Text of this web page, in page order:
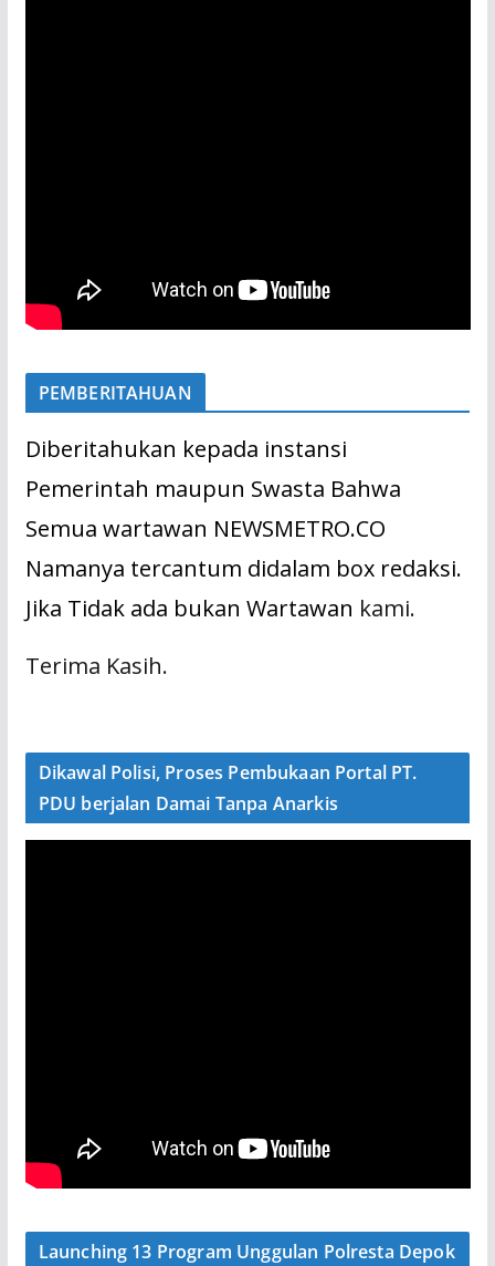
PEMBERITAHUAN
Diberitahukan kepada instansi
Pemerintah maupun Swasta Bahwa
Semua wartawan NEWSMETRO.CO
Namanya tercantum didalam box redaksi.
Jika Tidak ada bukan Wartawan kami.
Terima Kasih.
Dikawal Polisi, Proses Pembukaan Portal PT.
PDU berjalan Damai Tanpa Anarkis
Launching 13 Program Unggulan Polresta Depok